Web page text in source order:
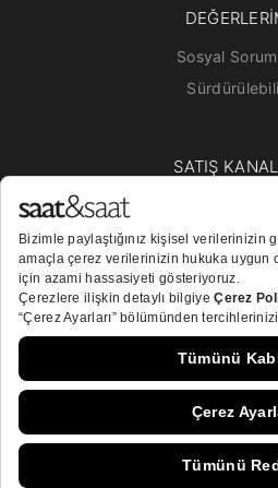
Sosyal
SATIŞ
Online
Bayiler